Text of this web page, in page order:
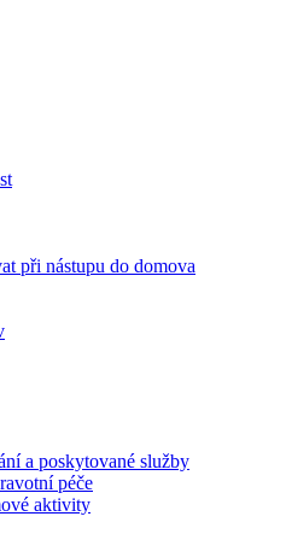
při nástupu do domova
a poskytované služby
péče
aktivity